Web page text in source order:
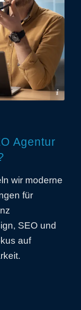
Agentur
wir moderne
für
SEO und
auf